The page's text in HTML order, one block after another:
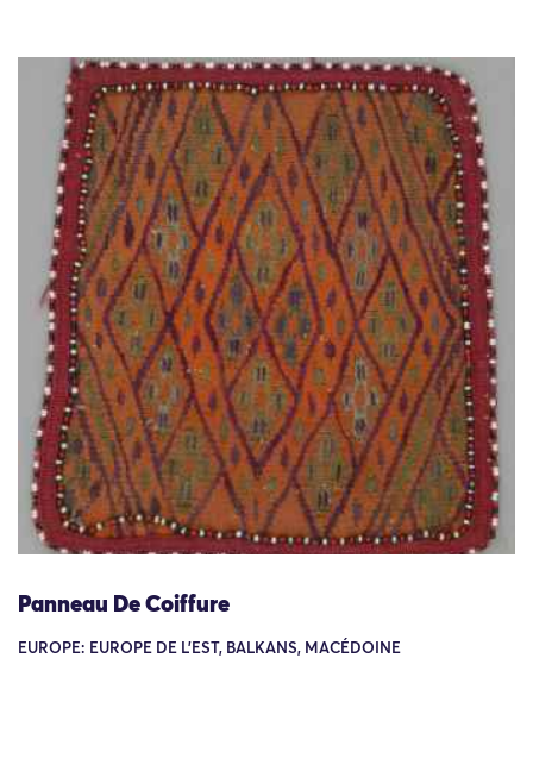
Panneau De Coiffure
EUROPE: EUROPE DE L'EST, BALKANS, MACÉDOINE